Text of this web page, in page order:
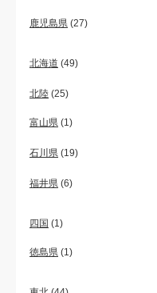
鹿児島県 (27)
北海道 (49)
北陸 (25)
富山県 (1)
石川県 (19)
福井県 (6)
四国 (1)
徳島県 (1)